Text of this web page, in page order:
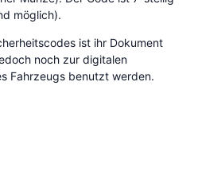
möglich).
ist ihr Dokument
noch zur digitalen
Fahrzeugs benutzt werden.